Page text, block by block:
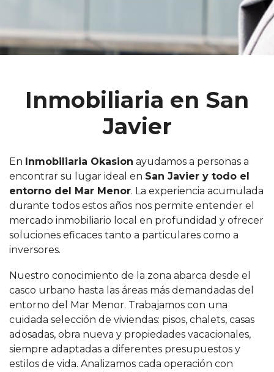
Inmobiliaria en San
Javier
En Inmobiliaria Okasion ayudamos a personas a
encontrar su lugar ideal en San Javier y todo el
entorno del Mar Menor. La experiencia acumulada
durante todos estos años nos permite entender el
mercado inmobiliario local en profundidad y ofrecer
soluciones eficaces tanto a particulares como a
inversores.
Nuestro conocimiento de la zona abarca desde el
casco urbano hasta las áreas más demandadas del
entorno del Mar Menor. Trabajamos con una
cuidada selección de viviendas: pisos, chalets, casas
adosadas, obra nueva y propiedades vacacionales,
siempre adaptadas a diferentes presupuestos y
estilos de vida. Analizamos cada operación con